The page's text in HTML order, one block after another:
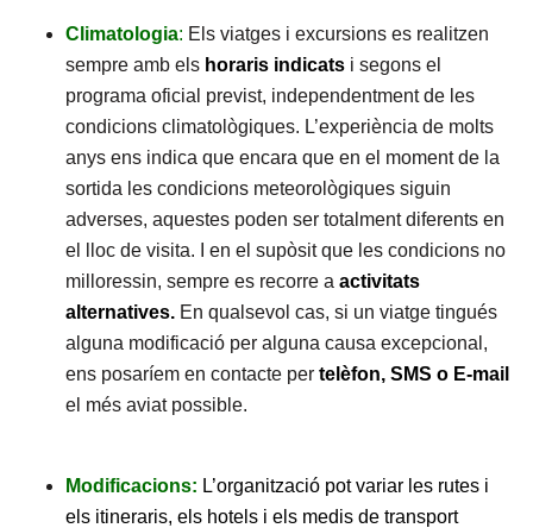
Climatologia: Els viatges i excursions es realitzen
sempre amb els horaris indicats i segons el
programa oficial previst, independentment de les
condicions climatològiques. L’experiència de molts
anys ens indica que encara que en el moment de la
sortida les condicions meteorològiques siguin
adverses, aquestes poden ser totalment diferents en
el lloc de visita. I en el supòsit que les condicions no
milloressin, sempre es recorre a activitats
alternatives. En qualsevol cas, si un viatge tingués
alguna modificació per alguna causa excepcional,
ens posaríem en contacte per telèfon, SMS o E-mail
el més aviat possible.
Modificacions: L’organització pot variar les rutes i
els itineraris, els hotels i els medis de transport